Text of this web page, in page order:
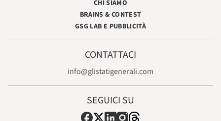
CHI SIAMO
BRAINS & CONTEST
GSG LAB E PUBBLICITÀ
CONTATTACI
info@glistatigenerali.com
SEGUICI SU